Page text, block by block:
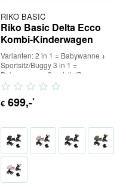
RIKO BASIC
Riko Basic Delta Ecco
Kombi-Kinderwagen
Varianten: 2 in 1 = Babywanne +
Sportsitz/Buggy 3 in 1 =
Babywanne + Sportsitz/Buggy +
Babyschale (inkl. Adapter) 4...
€ 699,-*